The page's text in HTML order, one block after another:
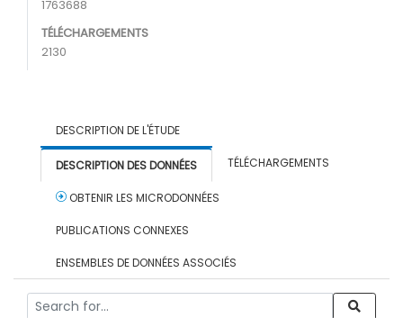
1763688
TÉLÉCHARGEMENTS
2130
DESCRIPTION DE L'ÉTUDE
DESCRIPTION DES DONNÉES TÉLÉCHARGEMENTS
OBTENIR LES MICRODONNÉES
PUBLICATIONS CONNEXES
ENSEMBLES DE DONNÉES ASSOCIÉS